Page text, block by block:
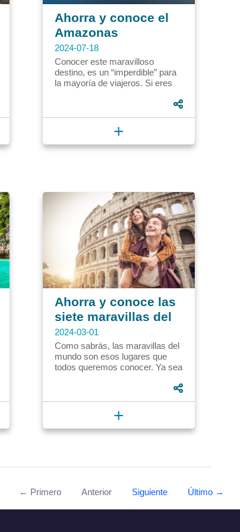
Ahorra y conoce el
Amazonas
2024-07-18
Conocer este maravilloso
destino, es un “imperdible” para
la mayoría de viajeros. Si eres
algunos tips para que puedas...
+
Ahorra y conoce las
siete maravillas del
mundo modernas.
2024-03-01
Como sabrás, las maravillas del
mundo son esos lugares que
todos queremos conocer. Ya sea
+
← Primero Anterior Siguiente Último →